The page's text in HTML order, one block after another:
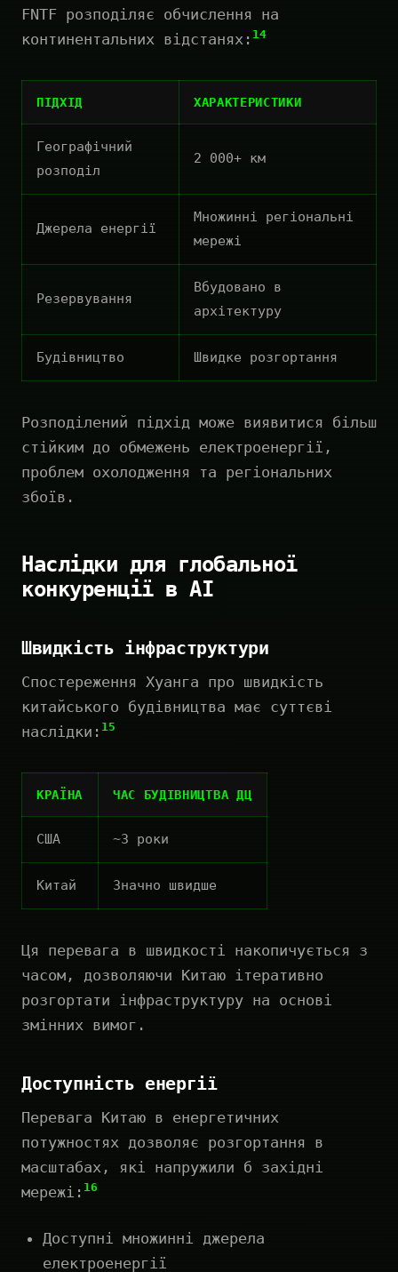
FNTF розподіляє обчислення на
континентальних відстанях: 14
ПІДХІД ХАРАКТЕРИСТИКИ
Географічний
розподіл
2 000+ км
Джерела енергії
Множинні регіональні
мережі
Резервування
Вбудовано в
архітектуру
Будівництво Швидке розгортання
Розподілений підхід може виявитися більш
стійким до обмежень електроенергії,
проблем охолодження та регіональних
збоїв.
Наслідки для глобальної
конкуренції в AI
Швидкість інфраструктури
Спостереження Хуанга про швидкість
китайського будівництва має суттєві
наслідки: 15
КРАЇНА ЧАС БУДІВНИЦТВА ДЦ
США ~3 роки
Китай Значно швидше
Ця перевага в швидкості накопичується з
часом, дозволяючи Китаю ітеративно
розгортати інфраструктуру на основі
змінних вимог.
Доступність енергії
Перевага Китаю в енергетичних
потужностях дозволяє розгортання в
масштабах, які напружили б західні
мережі: 16
Доступні множинні джерела
електроенергії